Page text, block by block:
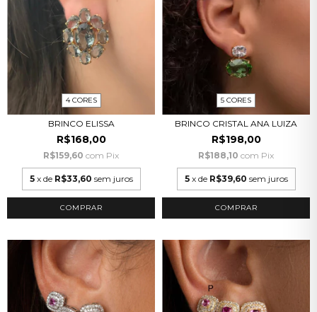
4 CORES
BRINCO ELISSA
R$168,00
R$159,60 com Pix
5 x de R$33,60 sem juros
COMPRAR
5 CORES
BRINCO CRISTAL ANA LUIZA
R$198,00
R$188,10 com Pix
5 x de R$39,60 sem juros
COMPRAR